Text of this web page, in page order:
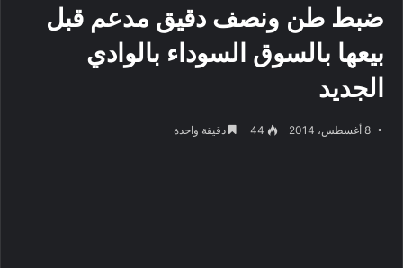
ضبط طن ونصف دقيق مدعم قبل
بيعها بالسوق السوداء بالوادي
الجديد‎
8 أغسطس، 2014 44 دقيقة واحدة